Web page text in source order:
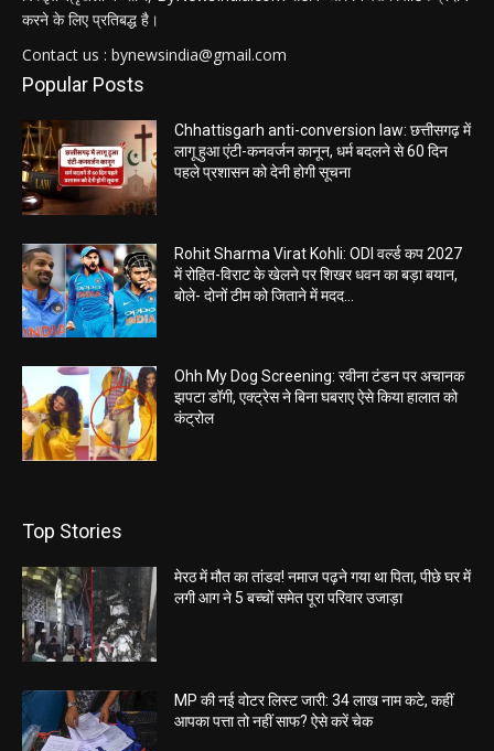
करने के लिए प्रतिबद्ध है।
Contact us : bynewsindia@gmail.com
Popular Posts
Chhattisgarh anti-conversion law: छत्तीसगढ़ में
लागू हुआ एंटी-कनवर्जन कानून, धर्म बदलने से 60 दिन
पहले प्रशासन को देनी होगी सूचना
Rohit Sharma Virat Kohli: ODI वर्ल्ड कप 2027
में रोहित-विराट के खेलने पर शिखर धवन का बड़ा बयान,
बोले- दोनों टीम को जिताने में मदद...
Ohh My Dog Screening: रवीना टंडन पर अचानक
झपटा डॉगी, एक्ट्रेस ने बिना घबराए ऐसे किया हालात को
कंट्रोल
Top Stories
मेरठ में मौत का तांडव! नमाज पढ़ने गया था पिता, पीछे घर में
लगी आग ने 5 बच्चों समेत पूरा परिवार उजाड़ा
MP की नई वोटर लिस्ट जारी: 34 लाख नाम कटे, कहीं
आपका पत्ता तो नहीं साफ? ऐसे करें चेक